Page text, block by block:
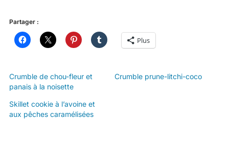
Partager :
Plus
Crumble de chou-fleur et
panais à la noisette
Crumble prune-litchi-coco
Skillet cookie à l’avoine et
aux pêches caramélisées